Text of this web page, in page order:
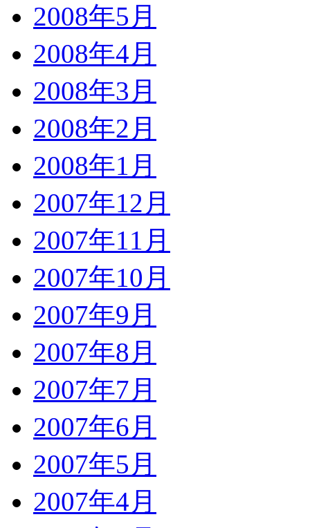
2008年5月
2008年4月
2008年3月
2008年2月
2008年1月
2007年12月
2007年11月
2007年10月
2007年9月
2007年8月
2007年7月
2007年6月
2007年5月
2007年4月